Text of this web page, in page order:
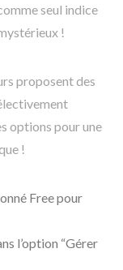
seul indice
!
proposent des
options pour une
!
Free pour
l’option “Gérer